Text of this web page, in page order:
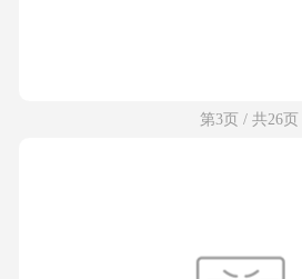
第3页 / 共26页